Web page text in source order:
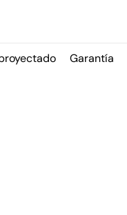
Garantía